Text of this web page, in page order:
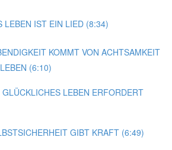
LEBEN IST EIN LIED (8:34)
KOMMT VON ACHTSAMKEIT
(6:10)
LEBEN ERFORDERT
GIBT KRAFT (6:49)